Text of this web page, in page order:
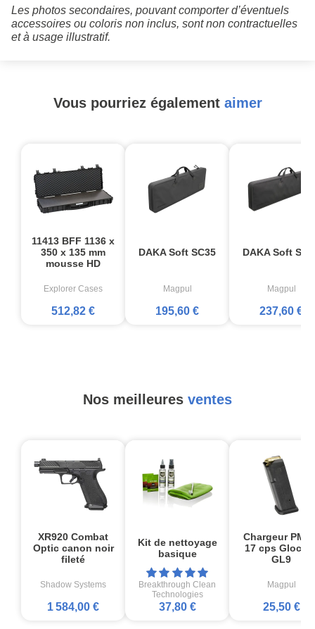
Les photos secondaires, pouvant comporter d’éventuels
accessoires ou coloris non inclus, sont non contractuelles
et à usage illustratif.
Vous pourriez également aimer
11413 BFF 1136 x
350 x 135 mm
mousse HD
Explorer Cases
512,82 €
DAKA Soft SC35
Magpul
195,60 €
DAKA Soft
Magpul
237,60 €
Nos meilleures ventes
XR920 Combat
Optic canon noir
fileté
Shadow Systems
1 584,00 €
Kit de nettoyage
basique
Breakthrough Clean
Technologies
37,80 €
Chargeur
17 cps
GL9
Magpul
25,50 €